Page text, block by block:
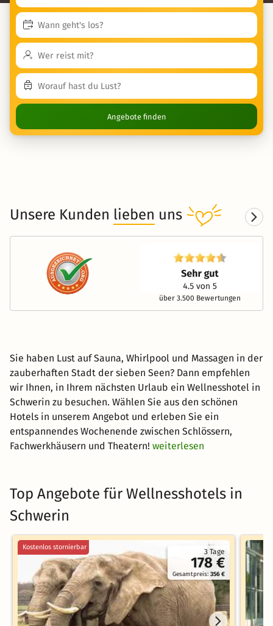
Angebote finden
Unsere Kunden lieben uns
über 3.500 Bewertungen
Sie haben Lust auf Sauna, Whirlpool und Massagen in der
zauberhaften Stadt der sieben Seen? Dann empfehlen
wir Ihnen, in Ihrem nächsten Urlaub ein Wellnesshotel in
Schwerin zu besuchen. Wählen Sie aus den schönen
Hotels in unserem Angebot und erleben Sie ein
entspannendes Wochenende zwischen Schlössern,
Fachwerkhäusern und Theatern! weiterlesen
Top Angebote für Wellnesshotels in
Schwerin
3 Tage
178 €
Gesamtpreis:356 €
Kostenlos stornierbar